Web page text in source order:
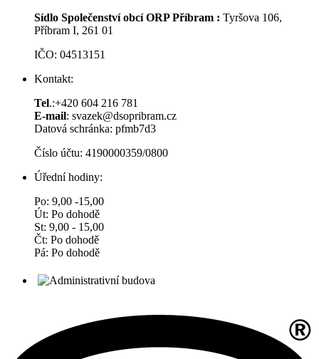
Sídlo Společenství obcí ORP Příbram : Tyršova 106,
Příbram I, 261 01
IČO: 04513151
Kontakt:
Tel.:+420 604 216 781
E-mail: svazek@dsopribram.cz
Datová schránka: pfmb7d3
Číslo účtu: 4190000359/0800
Úřední hodiny:
Po: 9,00 -15,00
Út: Po dohodě
St: 9,00 - 15,00
Čt: Po dohodě
Pá: Po dohodě